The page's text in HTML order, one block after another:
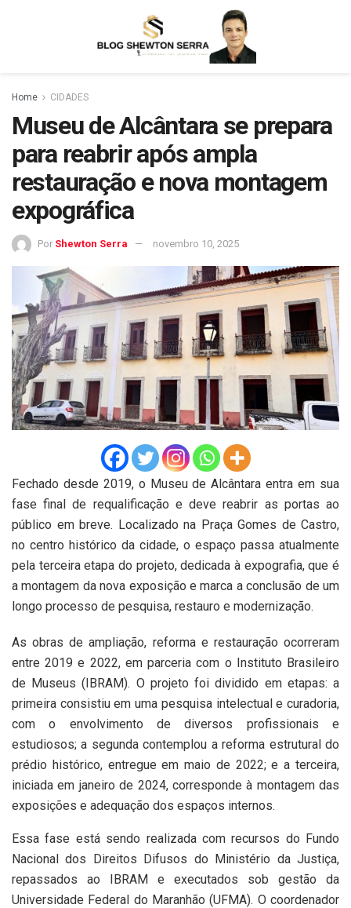
Home CIDADES
Museu de Alcântara se prepara
para reabrir após ampla
restauração e nova montagem
expográfica
Por Shewton Serra novembro 10, 2025
Fechado desde 2019, o Museu de Alcântara entra em sua
fase final de requalificação e deve reabrir as portas ao
público em breve. Localizado na Praça Gomes de Castro,
no centro histórico da cidade, o espaço passa atualmente
pela terceira etapa do projeto, dedicada à expografia, que é
a montagem da nova exposição e marca a conclusão de um
longo processo de pesquisa, restauro e modernização.
As obras de ampliação, reforma e restauração ocorreram
entre 2019 e 2022, em parceria com o Instituto Brasileiro
de Museus (IBRAM). O projeto foi dividido em etapas: a
primeira consistiu em uma pesquisa intelectual e curadoria,
com o envolvimento de diversos profissionais e
estudiosos; a segunda contemplou a reforma estrutural do
prédio histórico, entregue em maio de 2022; e a terceira,
iniciada em janeiro de 2024, corresponde à montagem das
exposições e adequação dos espaços internos.
Essa fase está sendo realizada com recursos do Fundo
Nacional dos Direitos Difusos do Ministério da Justiça,
repassados ao IBRAM e executados sob gestão da
Universidade Federal do Maranhão (UFMA). O coordenador